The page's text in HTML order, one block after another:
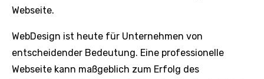
Webseite.
WebDesign ist heute für Unternehmen von
entscheidender Bedeutung. Eine professionelle
Webseite kann maßgeblich zum Erfolg des